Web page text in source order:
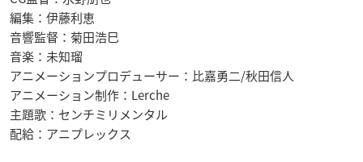
編集：伊藤利恵
音響監督：菊田浩巳
音楽：未知瑠
アニメーションプロデューサー：比嘉勇二/秋田信人
アニメーション制作：Lerche
主題歌：センチミリメンタル
配給：アニプレックス